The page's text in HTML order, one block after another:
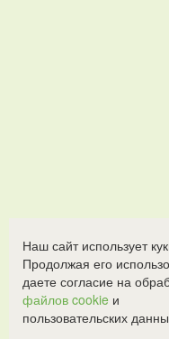
Наш сайт использует
Продолжая его
даете согласие на
файлов cookie и
пользовательских